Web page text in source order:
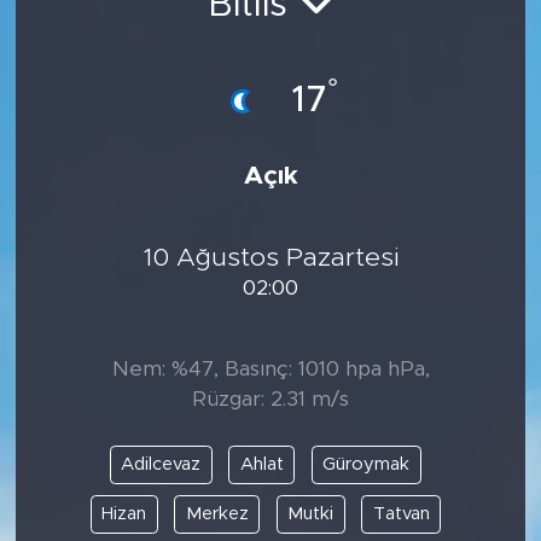
17°
Açık
10 Ağustos Pazartesi
02:00
Nem: %47, Basınç: 1010 hpa hPa,
Rüzgar: 2.31 m/s
Adilcevaz Ahlat Güroymak
Hizan Merkez Mutki Tatvan